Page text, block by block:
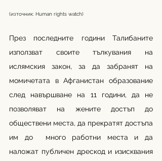
(източник: Human rights watch)
През последните години Талибаните
използват своите тълкувания на
ислямския закон, за да забранят на
момичетата в Афганистан образование
след навършване на 11 години, да не
позволяват на жените достъп до
обществени места, да прекратят достъпа
им до  много работни места и да
наложат публичен дрескод и изисквания